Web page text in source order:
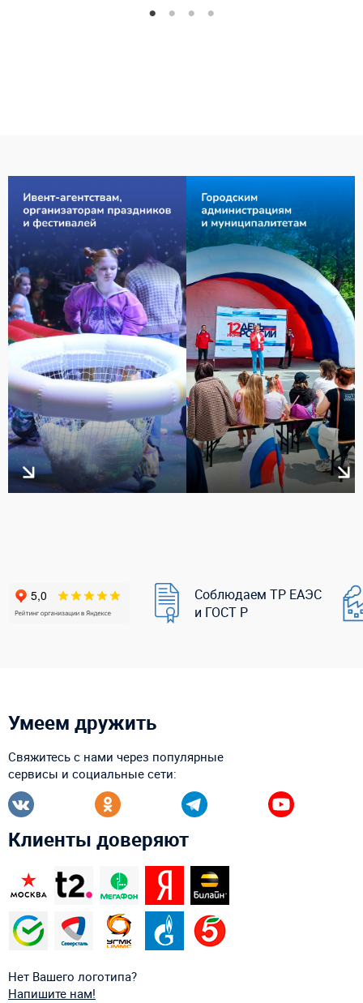
Соблюдаем ТР ЕАЭС
и ГОСТ Р
Умеем дружить
Свяжитесь с нами через популярные
сервисы и социальные сети:
Клиенты доверяют
Нет Вашего логотипа?
Напишите нам!